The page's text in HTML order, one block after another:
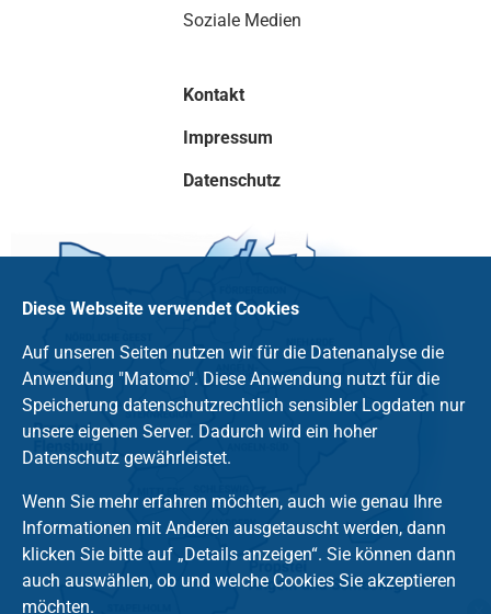
Soziale Medien
Kontakt
Impressum
Datenschutz
Diese Webseite verwendet Cookies
Auf unseren Seiten nutzen wir für die Datenanalyse die
Anwendung "Matomo". Diese Anwendung nutzt für die
Speicherung datenschutzrechtlich sensibler Logdaten nur
unsere eigenen Server. Dadurch wird ein hoher
Datenschutz gewährleistet.
Wenn Sie mehr erfahren möchten, auch wie genau Ihre
Informationen mit Anderen ausgetauscht werden, dann
klicken Sie bitte auf „Details anzeigen“. Sie können dann
auch auswählen, ob und welche Cookies Sie akzeptieren
möchten.